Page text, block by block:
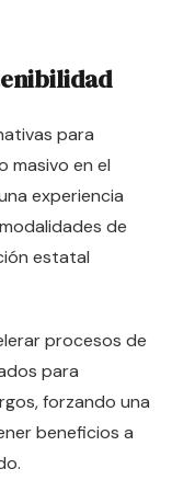
para
masivo en el
experiencia
de
estatal
procesos de
para
forzando una
beneficios a